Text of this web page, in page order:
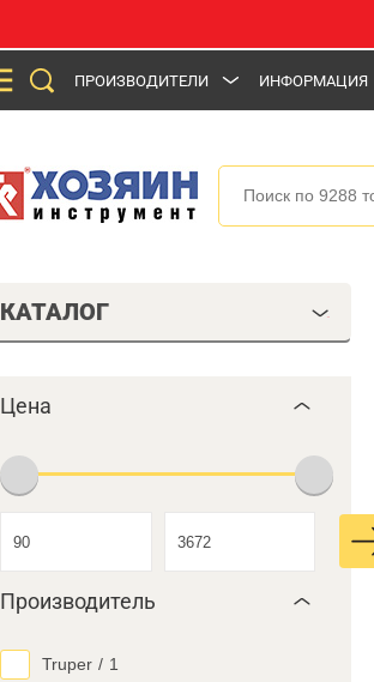
ПРОИЗВОДИТЕЛИ ИНФОРМАЦИЯ
КАТАЛОГ
Цена
Производитель
Truper / 1